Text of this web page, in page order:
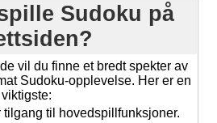
Sudoku på
vil du finne et bredt spekter av
Sudoku-opplevelse. Her er en
tilgang til hovedspillfunksjoner.